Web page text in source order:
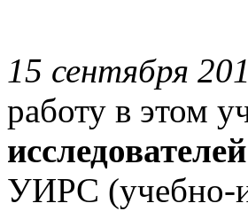
15 сентября
работу в этом
УИРС (учебно-